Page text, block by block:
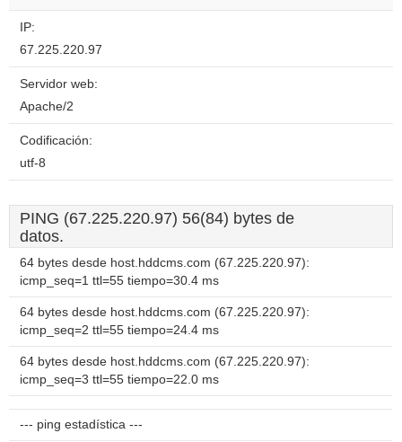
IP:
67.225.220.97
Servidor web:
Apache/2
Codificación:
utf-8
PING (67.225.220.97) 56(84) bytes de
datos.
64 bytes desde host.hddcms.com (67.225.220.97):
icmp_seq=1 ttl=55 tiempo=30.4 ms
64 bytes desde host.hddcms.com (67.225.220.97):
icmp_seq=2 ttl=55 tiempo=24.4 ms
64 bytes desde host.hddcms.com (67.225.220.97):
icmp_seq=3 ttl=55 tiempo=22.0 ms
--- ping estadística ---